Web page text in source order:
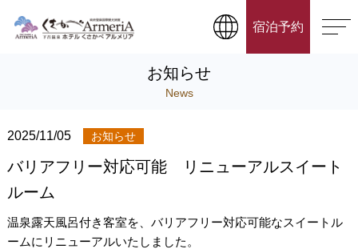
宿泊予約
お知らせ
News
2025/11/05 お知らせ
バリアフリー対応可能 リニューアルスイート
ルーム
温泉露天風呂付き客室を、バリアフリー対応可能なスイートル
ームにリニューアルいたしました。